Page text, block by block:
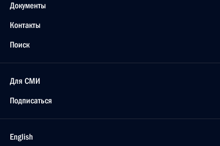
Документы
Контакты
Поиск
Для СМИ
Подписаться
English